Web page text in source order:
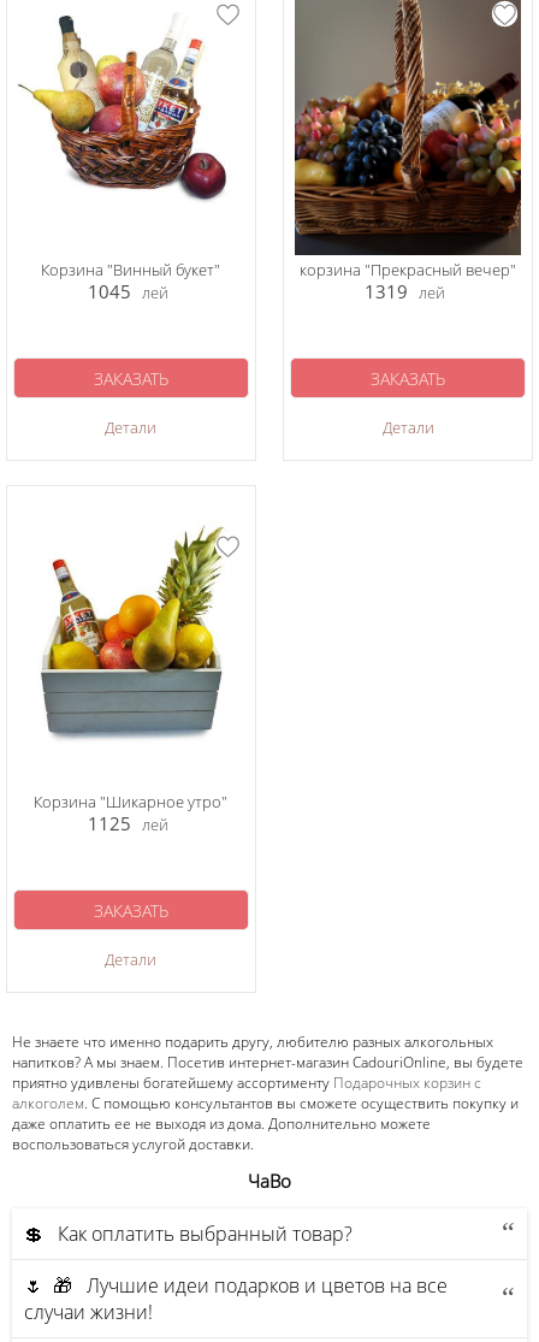
Корзина "Винный букет"
1045 лей
Детали
ЗАКАЗАТЬ
корзина "Прекрасный вечер"
1319 лей
Детали
ЗАКАЗАТЬ
Корзина "Шикарное утро"
1125 лей
Детали
ЗАКАЗАТЬ
Не знаете что именно подарить другу, любителю разных алкогольных
напитков? А мы знаем. Посетив интернет-магазин CadouriOnline, вы будете
приятно удивлены богатейшему ассортименту Подарочных корзин с
алкоголем. С помощью консультантов вы сможете осуществить покупку и
даже оплатить ее не выходя из дома. Дополнительно можете
воспользоваться услугой доставки.
ЧаВо
💲 Как оплатить выбранный товар?
🌷 🎁 Лучшие идеи подарков и цветов на все
случаи жизни!